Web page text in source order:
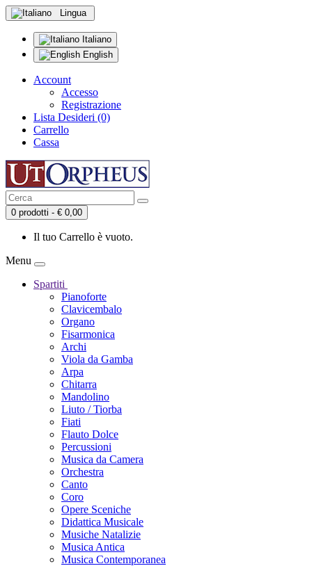
Lingua
Italiano
English
Account
Accesso
Registrazione
Lista Desideri (0)
Carrello
Cassa
0 prodotti - € 0,00
Il tuo Carrello è vuoto.
Menu
Spartiti
Pianoforte
Clavicembalo
Organo
Fisarmonica
Archi
Viola da Gamba
Arpa
Chitarra
Mandolino
Liuto / Tiorba
Fiati
Flauto Dolce
Percussioni
Musica da Camera
Orchestra
Canto
Coro
Opere Sceniche
Didattica Musicale
Musiche Natalizie
Musica Antica
Musica Contemporanea